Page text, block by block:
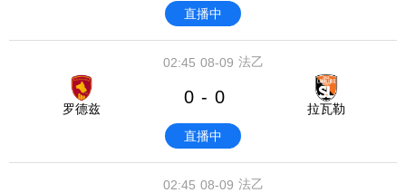
直播中
08-09
02:45 法乙
罗德兹
0 - 0
拉瓦勒
直播中
08-09
02:45 法乙